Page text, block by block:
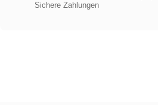
Sichere Zahlungen